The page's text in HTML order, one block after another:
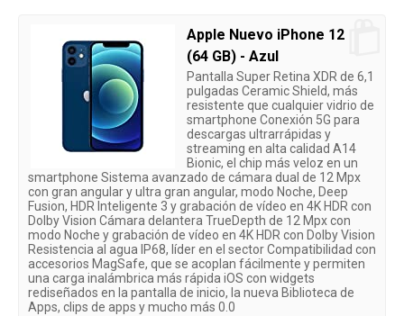
Apple Nuevo iPhone 12
(64 GB) - Azul
Pantalla Super Retina XDR de 6,1
pulgadas Ceramic Shield, más
resistente que cualquier vidrio de
smartphone Conexión 5G para
descargas ultrarrápidas y
streaming en alta calidad A14
Bionic, el chip más veloz en un
smartphone Sistema avanzado de cámara dual de 12 Mpx
con gran angular y ultra gran angular, modo Noche, Deep
Fusion, HDR Inteligente 3 y grabación de vídeo en 4K HDR con
Dolby Vision Cámara delantera TrueDepth de 12 Mpx con
modo Noche y grabación de vídeo en 4K HDR con Dolby Vision
Resistencia al agua IP68, líder en el sector Compatibilidad con
accesorios MagSafe, que se acoplan fácilmente y permiten
una carga inalámbrica más rápida iOS con widgets
rediseñados en la pantalla de inicio, la nueva Biblioteca de
Apps, clips de apps y mucho más 0.0